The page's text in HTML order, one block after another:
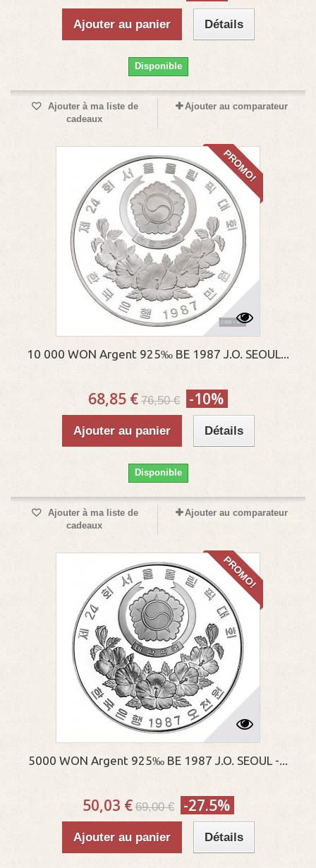
Ajouter au panier Détails
Disponible
Ajouter à ma liste de
cadeaux
Ajouter au comparateur
PROMO!
10 000 WON Argent 925‰ BE 1987 J.O. SEOUL...
68,85 € 76,50 € -10%
Ajouter au panier Détails
Disponible
Ajouter à ma liste de
cadeaux
Ajouter au comparateur
PROMO!
5000 WON Argent 925‰ BE 1987 J.O. SEOUL -...
50,03 € 69,00 € -27.5%
Ajouter au panier Détails